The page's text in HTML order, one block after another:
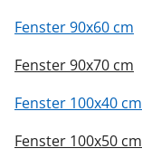
Fenster 90x60 cm
Fenster 90x70 cm
Fenster 100x40 cm
Fenster 100x50 cm